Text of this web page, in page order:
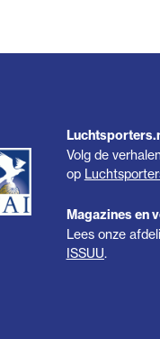
Volg de
op
Magazines en
Lees onze
ISSUU.